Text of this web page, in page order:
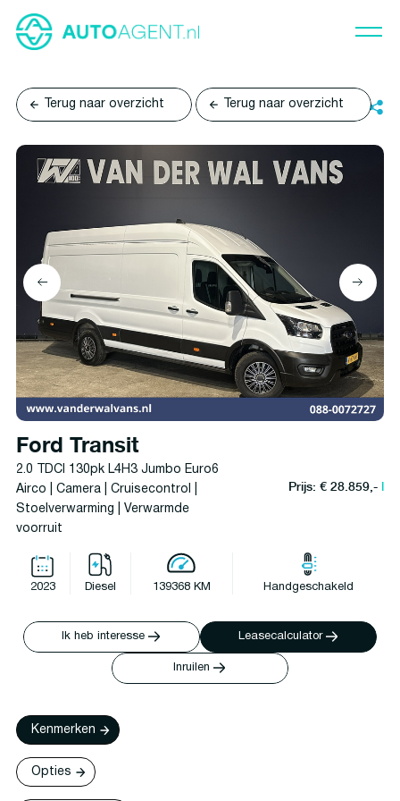
Terug naar overzicht Terug naar overzicht
Ford Transit
2.0 TDCI 130pk L4H3 Jumbo Euro6
Airco | Camera | Cruisecontrol |
Stoelverwarming | Verwarmde
voorruit
Prijs: € 28.859,-l
2023 Diesel 139368 KM Handgeschakeld
Ik heb interesse Leasecalculator
Inruilen
Kenmerken
Opties